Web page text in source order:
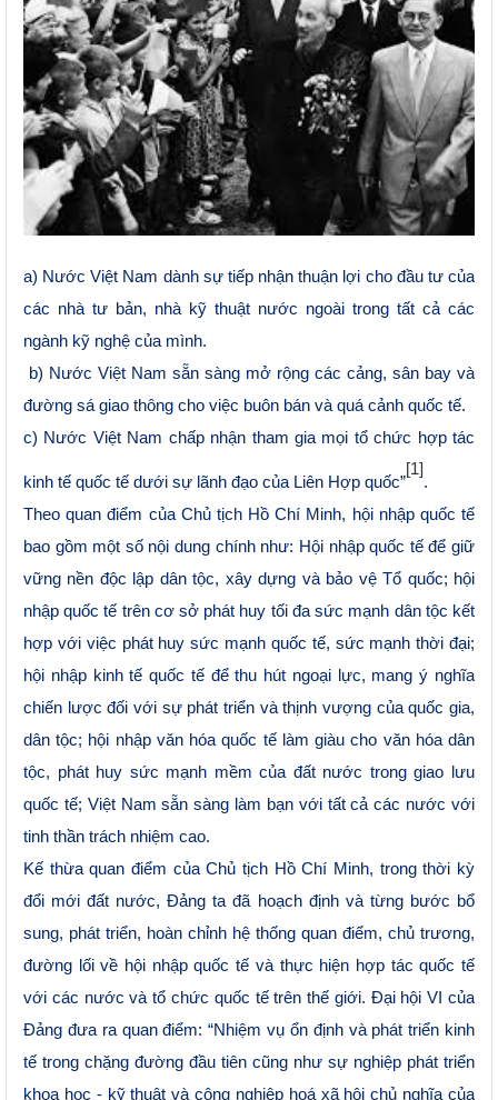
a) Nước Việt Nam dành sự tiếp nhận thuận lợi cho đầu tư của
các nhà tư bản, nhà kỹ thuật nước ngoài trong tất cả các
ngành kỹ nghệ của mình.
b) Nước Việt Nam sẵn sàng mở rộng các cảng, sân bay và
đường sá giao thông cho việc buôn bán và quá cảnh quốc tế.
c) Nước Việt Nam chấp nhận tham gia mọi tổ chức hợp tác
kinh tế quốc tế dưới sự lãnh đạo của Liên Hợp quốc”
[1]
.
Theo quan điểm của Chủ tịch Hồ Chí Minh, hội nhập quốc tế
bao gồm một số nội dung chính như: Hội nhập quốc tế để giữ
vững nền độc lập dân tộc, xây dựng và bảo vệ Tổ quốc; hội
nhập quốc tế trên cơ sở phát huy tối đa sức mạnh dân tộc kết
hợp với việc phát huy sức mạnh quốc tế, sức mạnh thời đại;
hội nhập kinh tế quốc tế để thu hút ngoại lực, mang ý nghĩa
chiến lược đối với sự phát triển và thịnh vượng của quốc gia,
dân tộc; hội nhập văn hóa quốc tế làm giàu cho văn hóa dân
tộc, phát huy sức mạnh mềm của đất nước trong giao lưu
quốc tế; Việt Nam sẵn sàng làm bạn với tất cả các nước với
tinh thần trách nhiệm cao.
Kế thừa quan điểm của Chủ tịch Hồ Chí Minh, trong thời kỳ
đổi mới đất nước, Đảng ta đã hoạch định và từng bước bổ
sung, phát triển, hoàn chỉnh hệ thống quan điểm, chủ trương,
đường lối về hội nhập quốc tế và thực hiện hợp tác quốc tế
với các nước và tổ chức quốc tế trên thế giới. Đại hội VI của
Đảng đưa ra quan điểm: “Nhiệm vụ ổn định và phát triển kinh
tế trong chặng đường đầu tiên cũng như sự nghiệp phát triển
khoa học - kỹ thuật và công nghiệp hoá xã hội chủ nghĩa của